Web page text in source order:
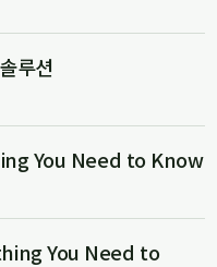
루션
You Need to Know
You Need to